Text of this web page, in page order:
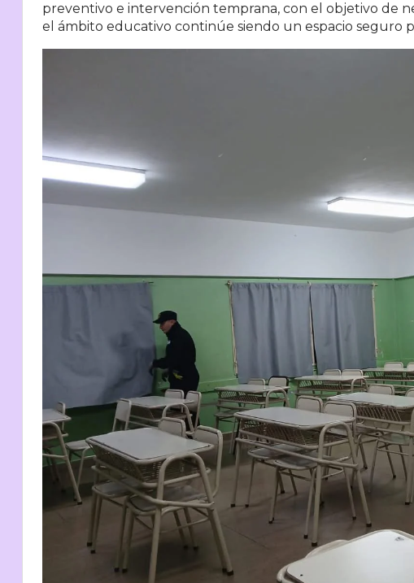
preventivo e intervención temprana, con el objetivo de
el ámbito educativo continúe siendo un espacio seguro